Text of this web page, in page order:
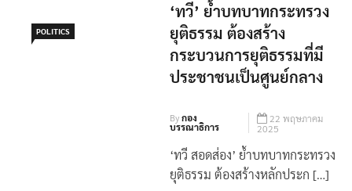
POLITICS
‘ทวี’ ย้ำบทบาทกระทรวง
ยุติธรรม ต้องสร้าง
กระบวนการยุติธรรมที่มี
ประชาชนเป็นศูนย์กลาง
Byกอง
บรรณาธิการ
22 พฤษภาคม
2025
‘ทวี สอดส่อง’ ย้ำบทบาทกระทรวง
ยุติธรรม ต้องสร้างหลักประก […]